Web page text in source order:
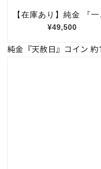
純金『天赦日』コイン 約